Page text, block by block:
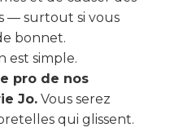
— surtout si vous
bonnet.
est simple.
pro de nos
Jo. Vous serez
qui glissent.